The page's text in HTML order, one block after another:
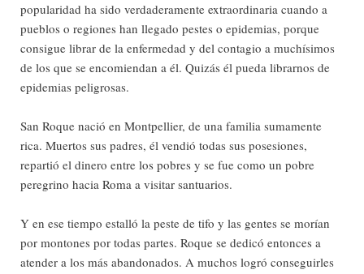
popularidad ha sido verdaderamente extraordinaria cuando a
pueblos o regiones han llegado pestes o epidemias, porque
consigue librar de la enfermedad y del contagio a muchísimos
de los que se encomiendan a él. Quizás él pueda librarnos de
epidemias peligrosas.
San Roque nació en Montpellier, de una familia sumamente
rica. Muertos sus padres, él vendió todas sus posesiones,
repartió el dinero entre los pobres y se fue como un pobre
peregrino hacia Roma a visitar santuarios.
Y en ese tiempo estalló la peste de tifo y las gentes se morían
por montones por todas partes. Roque se dedicó entonces a
atender a los más abandonados. A muchos logró conseguirles